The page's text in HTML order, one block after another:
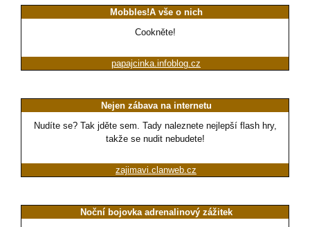
Mobbles!A vše o nich
Cookněte!
papajcinka.infoblog.cz
Nejen zábava na internetu
Nudíte se? Tak jděte sem. Tady naleznete nejlepší flash hry,
takže se nudit nebudete!
zajimavi.clanweb.cz
Noční bojovka adrenalinový zážitek